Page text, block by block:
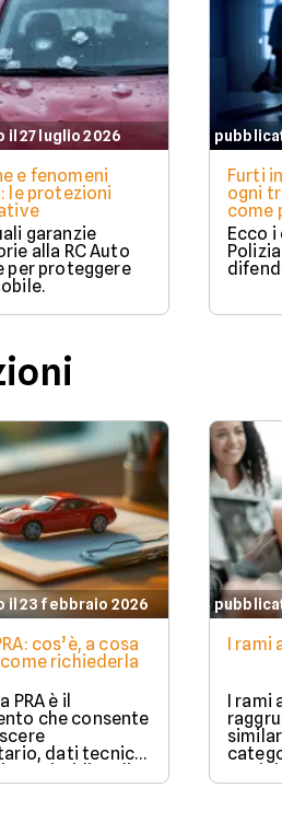
il 27 luglio 2026
e fenomeni
le protezioni
garanzie
alla RC Auto
per proteggere
Furti
ogni
come
Ecco i
il 23 febbraio 2026
cos’è, a cosa
richiederla
PRA è il
che consente
dati tecnici
giuridica di
iscritto al
I rami
I rami
rami
sono